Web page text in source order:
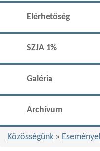
Elérhetőség
SZJA 1%
Galéria
Archívum
Közösségünk »